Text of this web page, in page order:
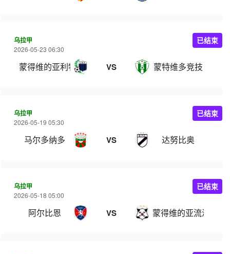
乌拉甲
2026-05-23 06:30
蒙得维的亚利物浦 VS 蒙特维多竞技
已结束
乌拉甲
2026-05-19 05:30
马尔多纳多 VS 达努比奥
已结束
乌拉甲
2026-05-18 05:00
阿尔比恩 VS 蒙得维的亚流浪者
已结束